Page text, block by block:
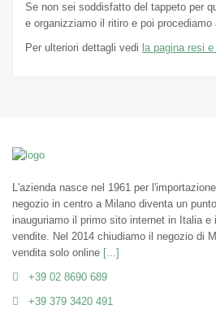
Se non sei soddisfatto del tappeto per
e organizziamo il ritiro e poi procediamo
Per ulteriori dettagli vedi la pagina resi
L'azienda nasce nel 1961 per
negozio in centro a Milano diventa un
inauguriamo il primo sito internet in Italia e
vendite. Nel 2014 chiudiamo il negozio di
vendita solo online [...]
+39 02 8690 689
+39 379 3420 491